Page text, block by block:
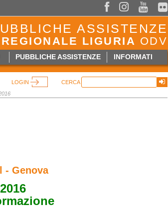
  
ASSISTENZE
LIGURIA ODV
PUBBLICHE ASSISTENZE INFORMATI
LOGIN CERCA
- Genova